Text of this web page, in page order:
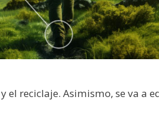
reciclaje. Asimismo, se va